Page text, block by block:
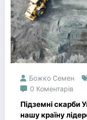
Божко Семен
0 Коментарів
Підземні скарби
нашу країну